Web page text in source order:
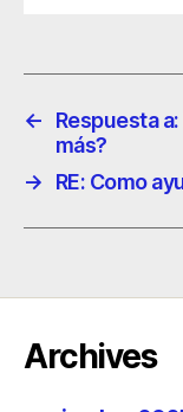
←
Respuesta
más?
→
RE: Como
Archives